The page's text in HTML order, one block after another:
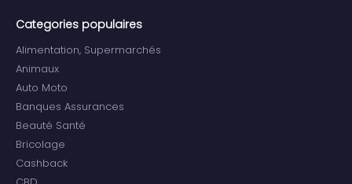
Categories populaires
Alimentation, Supermarchés
Animaux
Auto Moto
Banques Assurances
Beauté Santé
Bricolage
Cashback